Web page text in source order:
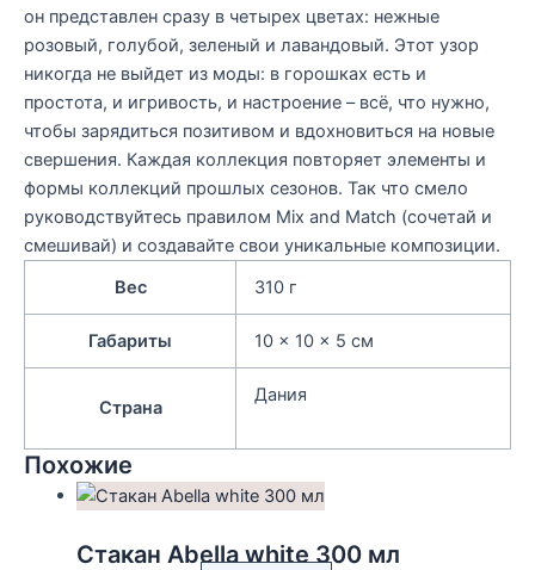
он представлен сразу в четырех цветах: нежные
розовый, голубой, зеленый и лавандовый. Этот узор
никогда не выйдет из моды: в горошках есть и
простота, и игривость, и настроение – всё, что нужно,
чтобы зарядиться позитивом и вдохновиться на новые
свершения. Каждая коллекция повторяет элементы и
формы коллекций прошлых сезонов. Так что смело
руководствуйтесь правилом Mix and Match (сочетай и
смешивай) и создавайте свои уникальные композиции.
Вес
310 г
Габариты 10 × 10 × 5 см
Страна
Дания
Похожие
Стакан Abella white 300 мл